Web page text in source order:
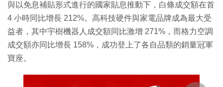
與以免息補貼形式進行的國家貼息推動下，白條成交額在首
4 小時同比增長 212%。高科技硬件與家電品牌成為最大受
益者，其中宇樹機器人成交額同比激增 271%，而格力空調
成交額亦同比增長 158%，成功登上了各自品類的銷量冠軍
寶座。